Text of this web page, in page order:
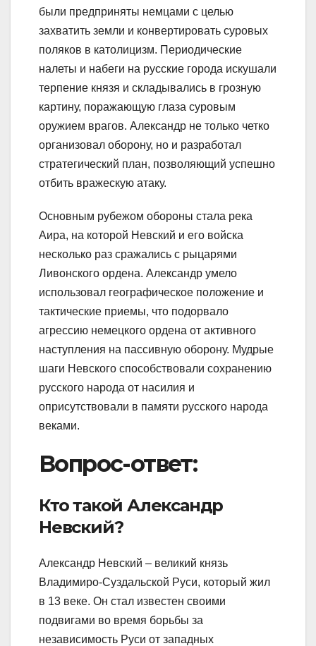
были предприняты немцами с целью
захватить земли и конвертировать суровых
поляков в католицизм. Периодические
налеты и набеги на русские города искушали
терпение князя и складывались в грозную
картину, поражающую глаза суровым
оружием врагов. Александр не только четко
организовал оборону, но и разработал
стратегический план, позволяющий успешно
отбить вражескую атаку.
Основным рубежом обороны стала река
Аира, на которой Невский и его войска
несколько раз сражались с рыцарями
Ливонского ордена. Александр умело
использовал географическое положение и
тактические приемы, что подорвало
агрессию немецкого ордена от активного
наступления на пассивную оборону. Мудрые
шаги Невского способствовали сохранению
русского народа от насилия и
оприсутствовали в памяти русского народа
веками.
Вопрос-ответ:
Кто такой Александр
Невский?
Александр Невский – великий князь
Владимиро-Суздальской Руси, который жил
в 13 веке. Он стал известен своими
подвигами во время борьбы за
независимость Руси от западных